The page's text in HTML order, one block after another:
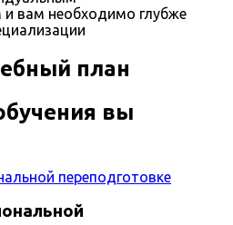
вам необходимо глубже
план
вы